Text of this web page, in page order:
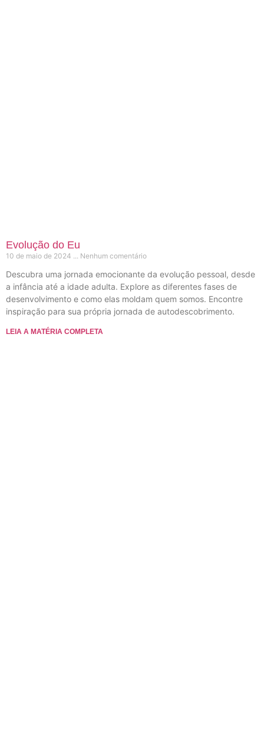
Evolução do Eu
10 de maio de 2024 Nenhum comentário
Descubra uma jornada emocionante da evolução pessoal, desde
a infância até a idade adulta. Explore as diferentes fases de
desenvolvimento e como elas moldam quem somos. Encontre
inspiração para sua própria jornada de autodescobrimento.
LEIA A MATÉRIA COMPLETA